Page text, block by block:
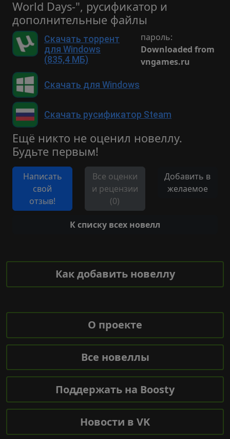
World Days-", русификатор и
дополнительные файлы
Скачать торрент
для Windows
(835,4 МБ)
пароль:
Downloaded from
vngames.ru
Скачать для Windows
Скачать русификатор Steam
Ещё никто не оценил новеллу.
Будьте первым!
Написать
свой
отзыв!
Все оценки
и рецензии
(0)
Добавить в
желаемое
К списку всех новелл
Как добавить новеллу
О проекте
Все новеллы
Поддержать на Boosty
Новости в VK